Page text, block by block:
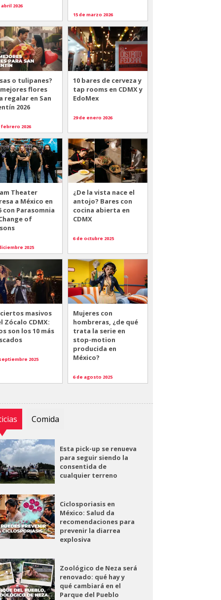
abril 2026
15 de marzo 2026
o tulipanes?
flores
regalar en San
2026
febrero 2026
10 bares de cerveza y
tap rooms en CDMX y
EdoMex
29 de enero 2026
Theater
a México en
con Parasomnia
of
2025
¿De la vista nace el
antojo? Bares con
cocina abierta en
CDMX
6 de octubre 2025
masivos
Zócalo CDMX:
son los 10 más
2025
Mujeres con
hombreras, ¿de qué
trata la serie en
stop-motion
producida en
México?
6 de agosto 2025
Comida
Esta pick-up se renueva
para seguir siendo la
consentida de
cualquier terreno
Ciclosporiasis en
México: Salud da
recomendaciones para
prevenir la diarrea
explosiva
Zoológico de Neza será
renovado: qué hay y
qué cambiará en el
Parque del Pueblo